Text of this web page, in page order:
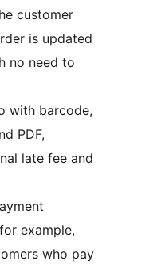
customer
is updated
no need to
with barcode,
PDF,
late fee and
example,
who pay